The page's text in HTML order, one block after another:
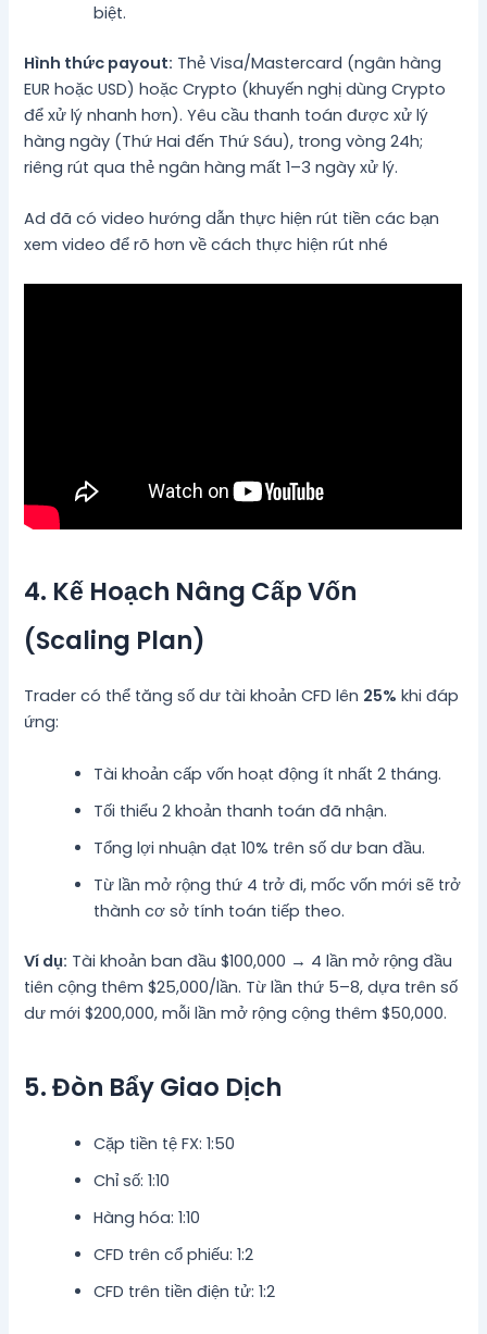
biệt.
Hình thức payout: Thẻ Visa/Mastercard (ngân hàng
EUR hoặc USD) hoặc Crypto (khuyến nghị dùng Crypto
để xử lý nhanh hơn). Yêu cầu thanh toán được xử lý
hàng ngày (Thứ Hai đến Thứ Sáu), trong vòng 24h;
riêng rút qua thẻ ngân hàng mất 1–3 ngày xử lý.
Ad đã có video hướng dẫn thực hiện rút tiền các bạn
xem video để rõ hơn về cách thực hiện rút nhé
4. Kế Hoạch Nâng Cấp Vốn
(Scaling Plan)
Trader có thể tăng số dư tài khoản CFD lên 25% khi đáp
ứng:
Tài khoản cấp vốn hoạt động ít nhất 2 tháng.
Tối thiểu 2 khoản thanh toán đã nhận.
Tổng lợi nhuận đạt 10% trên số dư ban đầu.
Từ lần mở rộng thứ 4 trở đi, mốc vốn mới sẽ trở
thành cơ sở tính toán tiếp theo.
Ví dụ: Tài khoản ban đầu $100,000 → 4 lần mở rộng đầu
tiên cộng thêm $25,000/lần. Từ lần thứ 5–8, dựa trên số
dư mới $200,000, mỗi lần mở rộng cộng thêm $50,000.
5. Đòn Bẩy Giao Dịch
Cặp tiền tệ FX: 1:50
Chỉ số: 1:10
Hàng hóa: 1:10
CFD trên cổ phiếu: 1:2
CFD trên tiền điện tử: 1:2